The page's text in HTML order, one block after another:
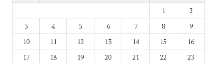
1
2
3
4 5 6 7 8
9
10
11 12 13 14 15
16
17
18 19 20 21 22
23